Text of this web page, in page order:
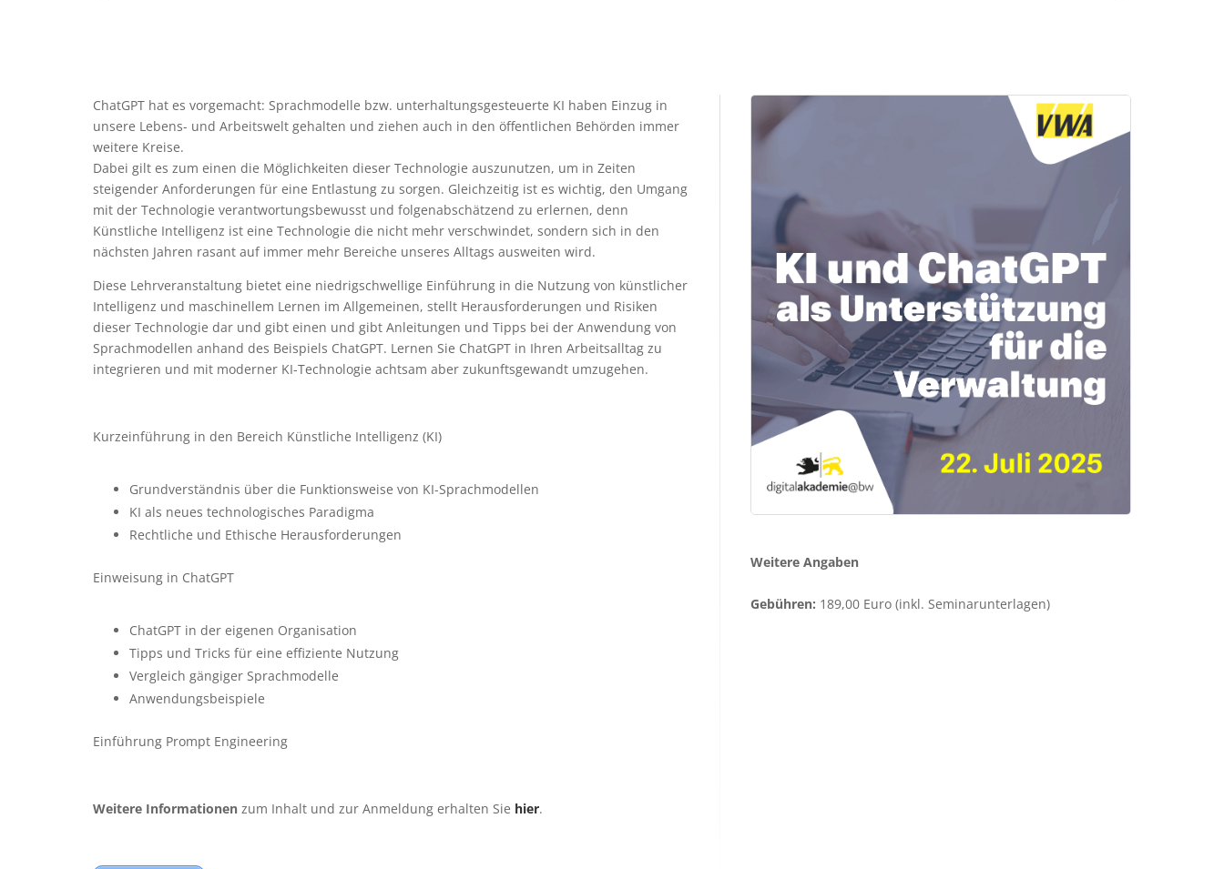
ChatGPT hat es vorgemacht: Sprachmodelle bzw. unterhaltungsgesteuerte KI haben Einzug in
unsere Lebens- und Arbeitswelt gehalten und ziehen auch in den öffentlichen Behörden immer
weitere Kreise.
Dabei gilt es zum einen die Möglichkeiten dieser Technologie auszunutzen, um in Zeiten
steigender Anforderungen für eine Entlastung zu sorgen. Gleichzeitig ist es wichtig, den Umgang
mit der Technologie verantwortungsbewusst und folgenabschätzend zu erlernen, denn
Künstliche Intelligenz ist eine Technologie die nicht mehr verschwindet, sondern sich in den
nächsten Jahren rasant auf immer mehr Bereiche unseres Alltags ausweiten wird.
Diese Lehrveranstaltung bietet eine niedrigschwellige Einführung in die Nutzung von künstlicher
Intelligenz und maschinellem Lernen im Allgemeinen, stellt Herausforderungen und Risiken
dieser Technologie dar und gibt einen und gibt Anleitungen und Tipps bei der Anwendung von
Sprachmodellen anhand des Beispiels ChatGPT. Lernen Sie ChatGPT in Ihren Arbeitsalltag zu
integrieren und mit moderner KI-Technologie achtsam aber zukunftsgewandt umzugehen.
Kurzeinführung in den Bereich Künstliche Intelligenz (KI)
Grundverständnis über die Funktionsweise von KI-Sprachmodellen
KI als neues technologisches Paradigma
Rechtliche und Ethische Herausforderungen
Einweisung in ChatGPT
ChatGPT in der eigenen Organisation
Tipps und Tricks für eine effiziente Nutzung
Vergleich gängiger Sprachmodelle
Anwendungsbeispiele
Einführung Prompt Engineering
Weitere Informationen zum Inhalt und zur Anmeldung erhalten Sie hier.
Weitere Angaben
Gebühren: 189,00 Euro (inkl. Seminarunterlagen)